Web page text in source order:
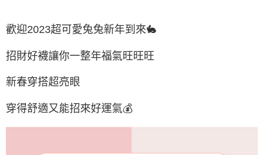
宅配
宅配(外島)
每筆NT$125，滿NT$1,500(含以上)免運費
歡迎2023超可愛兔兔新年到來🐇
招財好襪讓你一整年福氣旺旺旺
新春穿搭超亮眼
穿得舒適又能招來好運氣💰